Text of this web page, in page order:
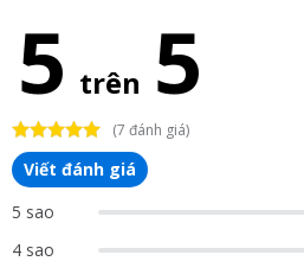
5 trên 5
(7 đánh giá)
Viết đánh giá
5 sao
4 sao